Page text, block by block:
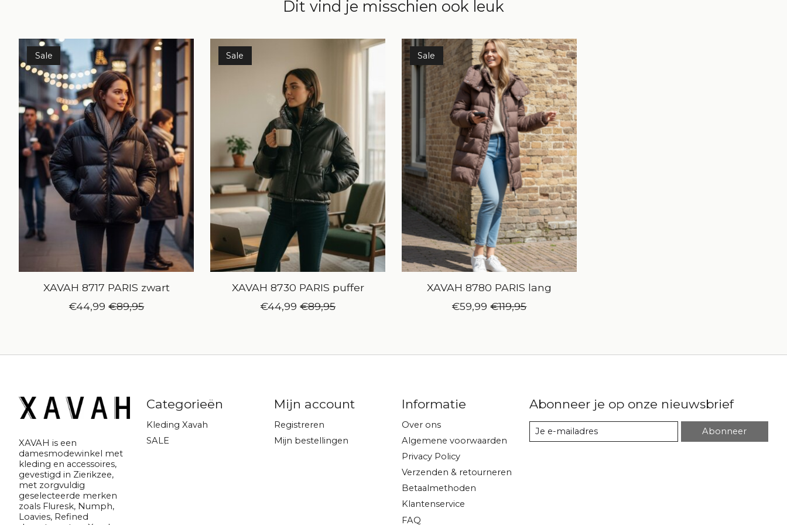
Dit vind je misschien ook leuk
Items van productcarrousel
Sale
XAVAH 8717 PARIS zwart
€44,99 €89,95
Sale
XAVAH 8730 PARIS puffer
€44,99 €89,95
Sale
XAVAH 8780 PARIS lang
€59,99 €119,95
XAVAH is een
damesmodewinkel met
kleding en accessoires,
gevestigd in Zierikzee,
met zorgvuldig
geselecteerde merken
zoals Fluresk, Numph,
Loavies, Refined
Categorieën
Kleding Xavah
SALE
Mijn account
Registreren
Mijn bestellingen
Informatie
Over ons
Algemene voorwaarden
Privacy Policy
Verzenden & retourneren
Betaalmethoden
Klantenservice
FAQ
Abonneer je op onze nieuwsbrief
Abonneer